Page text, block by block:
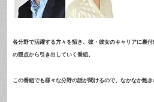
各分野で活躍する方々を招き、彼・彼女のキャリアに裏
の観点から引き出していく番組。
この番組でも様々な分野の話が聞けるので、なかなか飽き